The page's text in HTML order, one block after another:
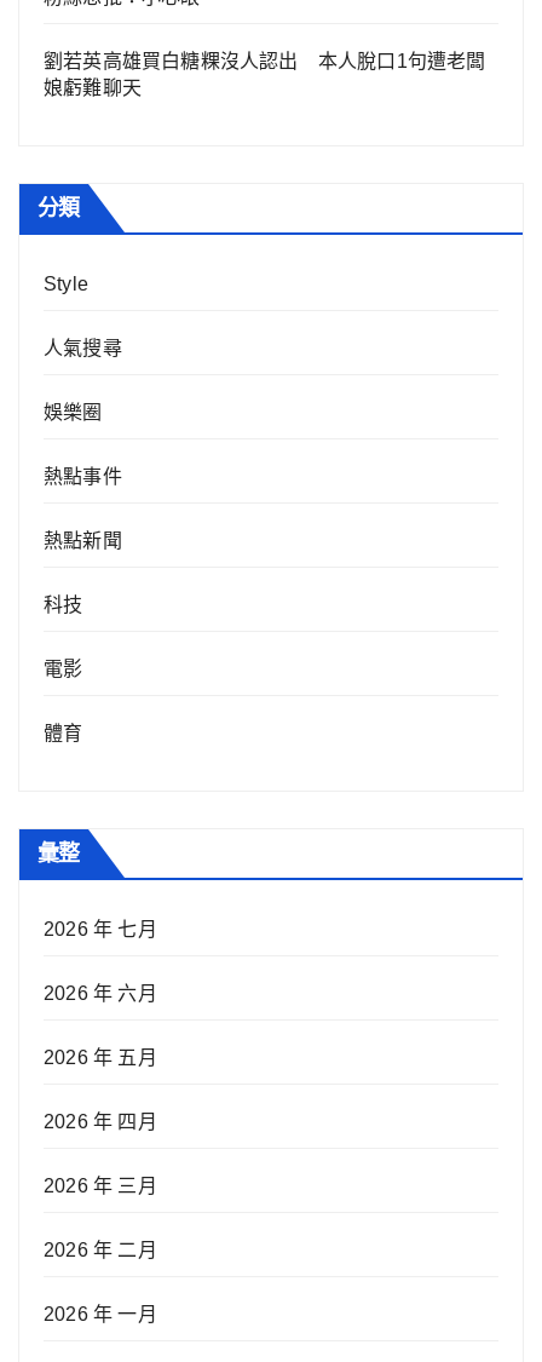
劉若英高雄買白糖粿沒人認出 本人脫口1句遭老闆
娘虧難聊天
分類
Style
人氣搜尋
娛樂圈
熱點事件
熱點新聞
科技
電影
體育
彙整
2026 年 七月
2026 年 六月
2026 年 五月
2026 年 四月
2026 年 三月
2026 年 二月
2026 年 一月